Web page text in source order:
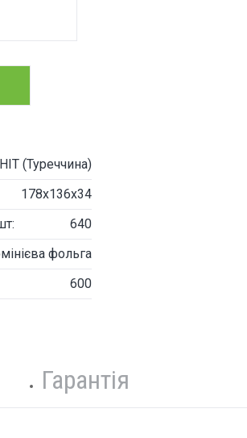
(Туреччина)
178х136х34
640
фольга
600
Гарантія